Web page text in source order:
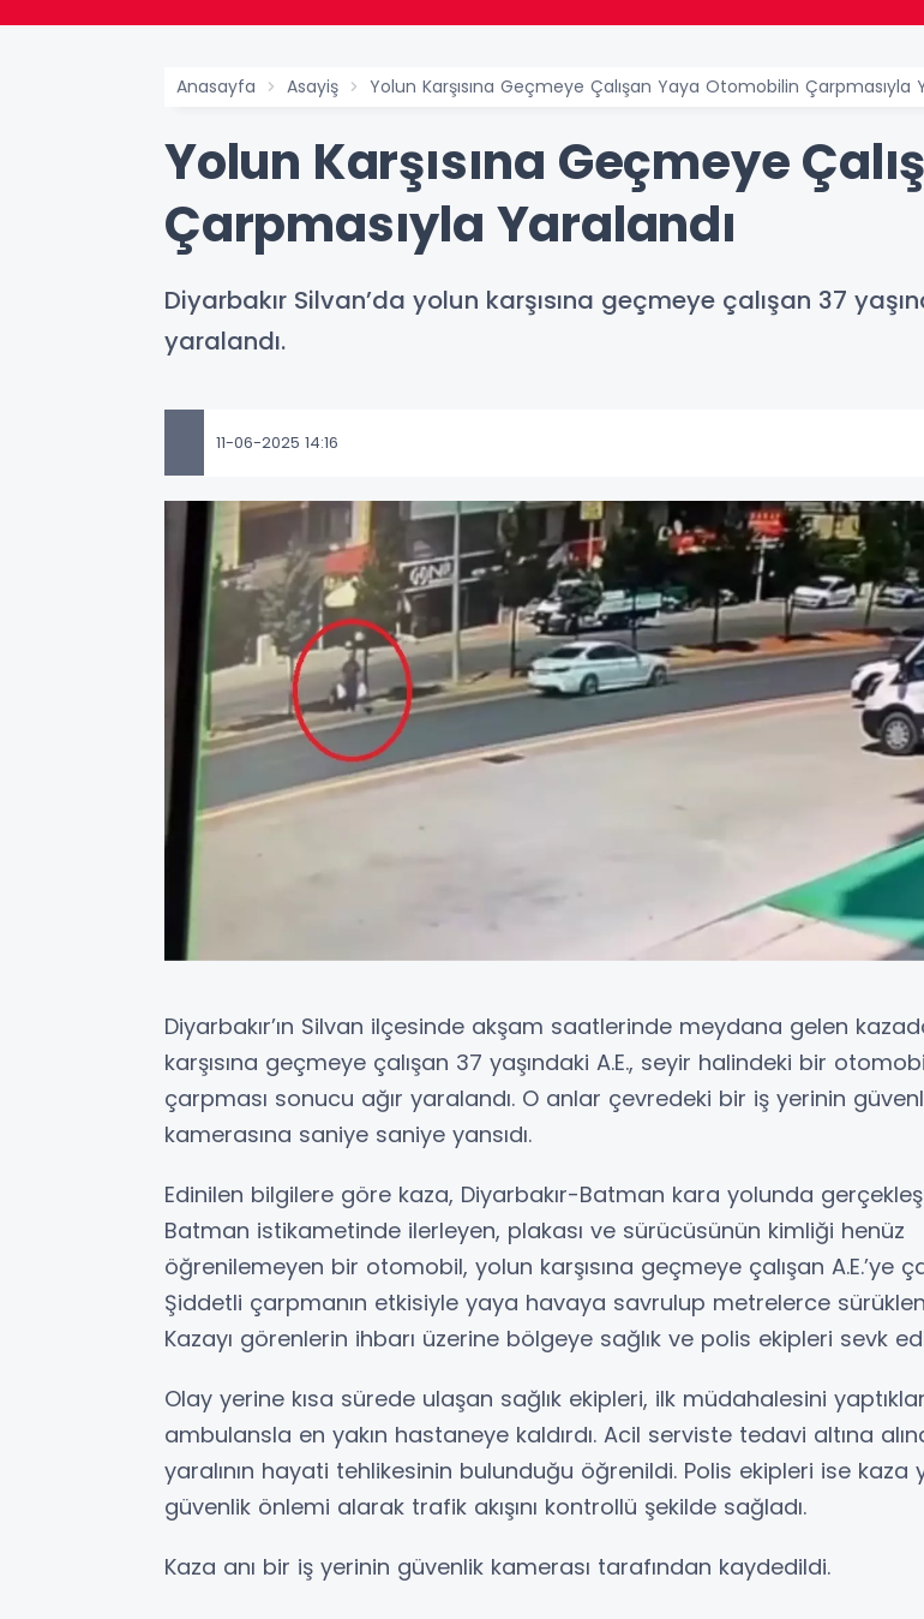
Anasayfa Asayiş Yolun Karşısına Geçmeye Çalışan Yaya Otomobilin Çarpmasıyla
Yolun Karşısına Geçmeye
Çarpmasıyla Yaralandı
Diyarbakır Silvan’da yolun karşısına geçmeye çalışan 37
yaralandı.
11-06-2025 14:16
Diyarbakır’ın Silvan ilçesinde akşam saatlerinde meydana gelen
karşısına geçmeye çalışan 37 yaşındaki A.E., seyir halindeki bir
çarpması sonucu ağır yaralandı. O anlar çevredeki bir iş yerinin
kamerasına saniye saniye yansıdı.
Edinilen bilgilere göre kaza, Diyarbakır-Batman kara yolunda
Batman istikametinde ilerleyen, plakası ve sürücüsünün kimliği henüz
öğrenilemeyen bir otomobil, yolun karşısına geçmeye çalışan A.E.’ye
Şiddetli çarpmanın etkisiyle yaya havaya savrulup metrelerce
Kazayı görenlerin ihbarı üzerine bölgeye sağlık ve polis ekipleri sevk
Olay yerine kısa sürede ulaşan sağlık ekipleri, ilk müdahalesini yaptıkları
ambulansla en yakın hastaneye kaldırdı. Acil serviste tedavi altına
yaralının hayati tehlikesinin bulunduğu öğrenildi. Polis ekipleri ise kaza
güvenlik önlemi alarak trafik akışını kontrollü şekilde sağladı.
Kaza anı bir iş yerinin güvenlik kamerası tarafından kaydedildi.